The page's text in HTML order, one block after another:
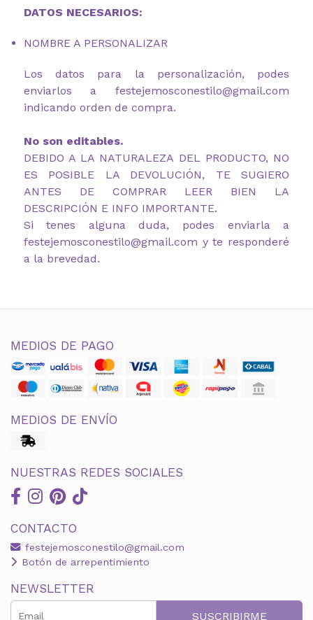
DATOS NECESARIOS:
NOMBRE A PERSONALIZAR
Los datos para la personalización, podes
enviarlos a festejemosconestilo@gmail.com
indicando orden de compra.
No son editables.
DEBIDO A LA NATURALEZA DEL PRODUCTO, NO
ES POSIBLE LA DEVOLUCIÓN, TE SUGIERO
ANTES DE COMPRAR LEER BIEN LA
DESCRIPCIÓN E INFO IMPORTANTE.
Si tenes alguna duda, podes enviarla a
festejemosconestilo@gmail.com y te responderé
a la brevedad.
MEDIOS DE PAGO
MEDIOS DE ENVÍO
NUESTRAS REDES SOCIALES
CONTACTO
festejemosconestilo@gmail.com
Botón de arrepentimiento
NEWSLETTER
SUSCRIBIRME